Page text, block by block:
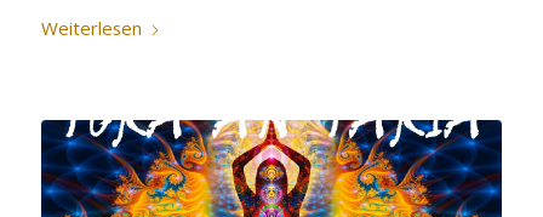
Weiterlesen